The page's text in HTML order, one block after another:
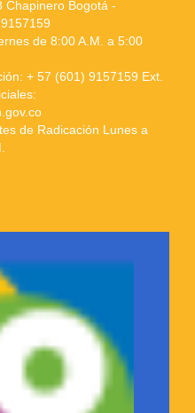
Chapinero Bogotá -
de 8:00 A.M. a 5:00
+ 57 (601) 9157159 Ext.
de Radicación Lunes a